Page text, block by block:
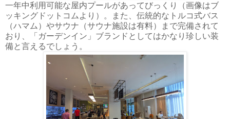
一年中利用可能な屋内プールがあってびっくり（画像はブ
ッキングドットコムより）。また、伝統的なトルコ式バス
（ハマム）やサウナ（サウナ施設は有料）まで完備されて
おり、「ガーデンイン」ブランドとしてはかなり珍しい装
備と言えるでしょう。